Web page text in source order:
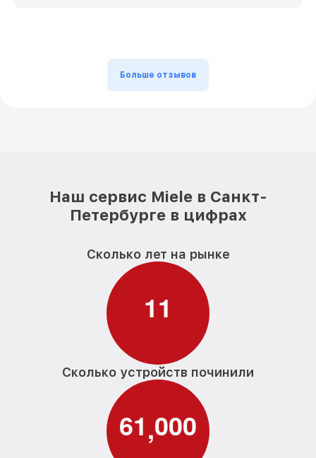
Больше отзывов
Наш сервис Miele в Санкт-
Петербурге в цифрах
Сколько лет на рынке
11
Сколько устройств починили
61,000